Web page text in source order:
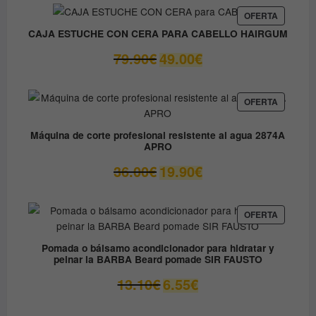
era:
9.80€.
es:
8.90€.
OFERTA
EN
CAJA ESTUCHE CON CERA PARA CABELLO HAIRGUM
79.90€ El
precio
era:
79.90€.
49.00€El
precio
es:
OFERTA
EN
Máquina de corte profesional resistente al agua 2874A
APRO
36.00€ El
precio
era:
36.00€.
19.90€El
precio
es:
19.90€.
OFERTA
EN
Pomada o bálsamo acondicionador para hidratar y
peinar la BARBA Beard pomade SIR FAUSTO
13.10€El
precio
6.55€El
precio